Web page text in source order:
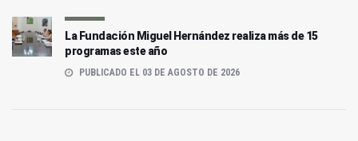
La Fundación Miguel Hernández realiza más de 15
programas este año
PUBLICADO EL 03 DE AGOSTO DE 2026